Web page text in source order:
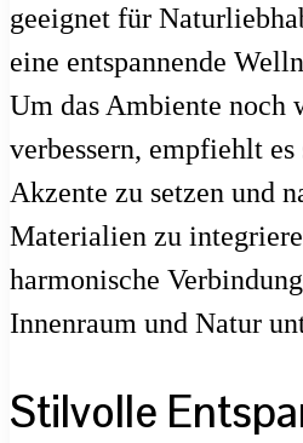
geeignet für
eine entspannende
Um das Ambiente noch
verbessern, empfiehlt
Akzente zu setzen und
Materialien zu
harmonische
Innenraum und Natur
Stilvolle